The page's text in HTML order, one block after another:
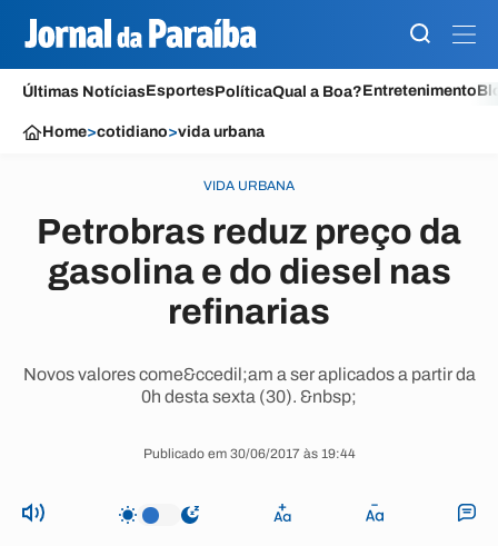
Últimas NotíciasEsportesPolíticaQual a Boa?Entretenimento
Home>cotidiano>vida urbana
VIDA URBANA
Petrobras reduz preço da
gasolina e do diesel nas
refinarias
Novos valores come&ccedil;am a ser aplicados a partir da
0h desta sexta (30). &nbsp;
Publicado em 30/06/2017 às 19:44